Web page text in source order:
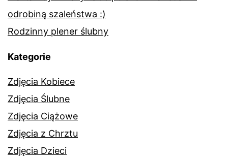
odrobiną szaleństwa :)
Rodzinny plener ślubny
Kategorie
Zdjęcia Kobiece
Zdjęcia Ślubne
Zdjęcia Ciążowe
Zdjęcia z Chrztu
Zdjęcia Dzieci